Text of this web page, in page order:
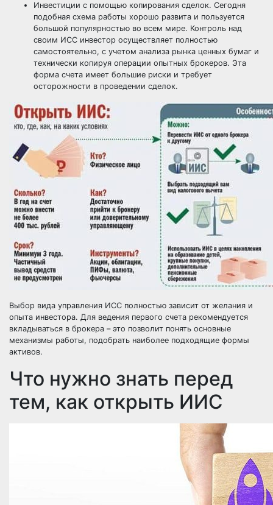
Инвестиции с помощью копирования сделок. Сегодня
подобная схема работы хорошо развита и пользуется
большой популярностью во всем мире. Контроль над
своим ИСС инвестор осуществляет полностью
самостоятельно, с учетом анализа рынка ценных бумаг и
технически копируя операции опытных брокеров. Эта
форма счета имеет большие риски и требует
осторожности в проведении сделок.
Выбор вида управления ИСС полностью зависит от желания и
опыта инвестора. Для ведения первого счета рекомендуется
вкладываться в брокера – это позволит понять основные
механизмы работы, подобрать наиболее подходящие формы
активов.
Что нужно знать перед
тем, как открыть ИИС